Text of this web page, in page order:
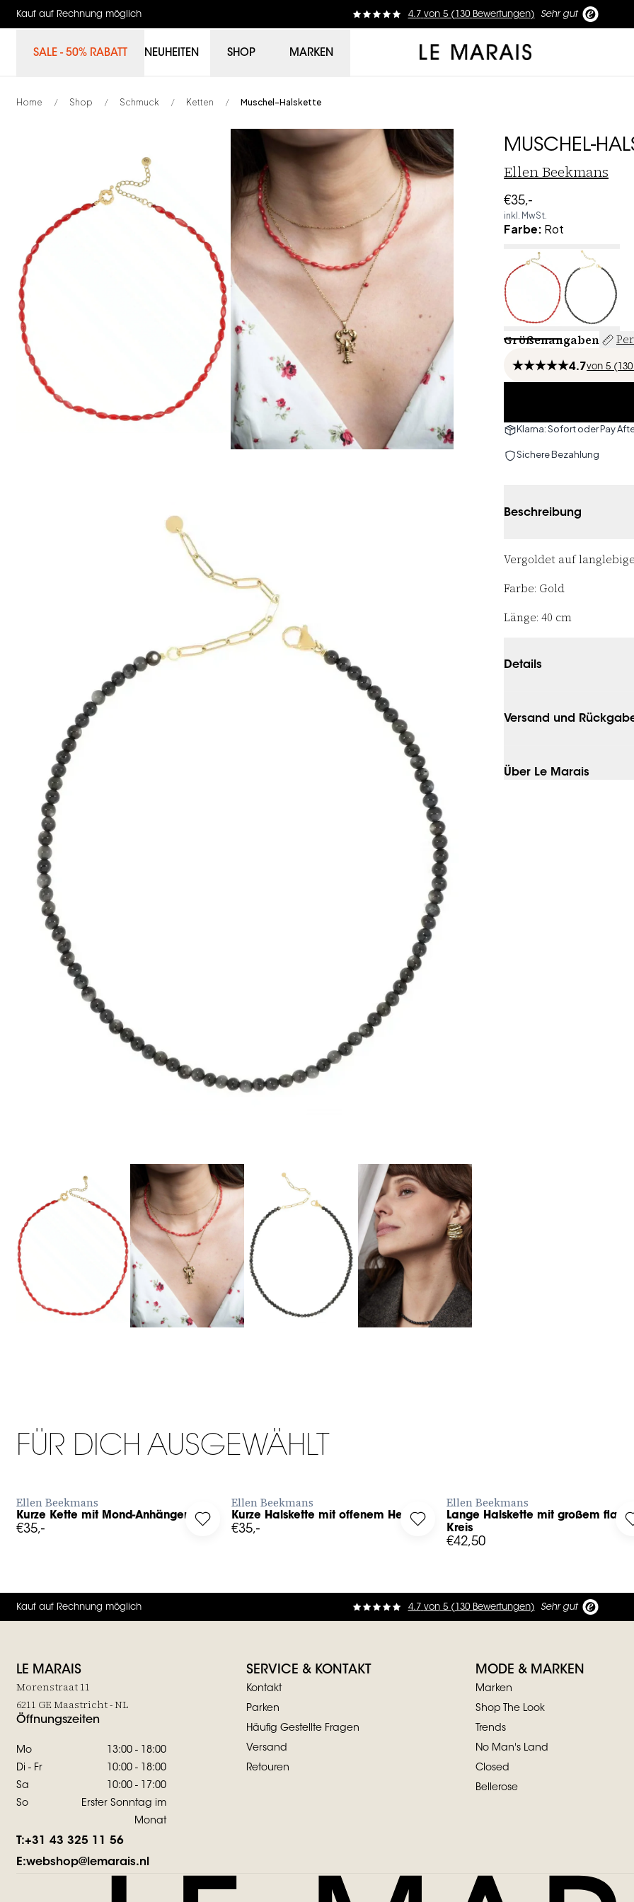
Kauf auf Rechnung möglich 4.7 von5 ( 130 Bewertungen) Sehr gut
SALE - 50% RABATT NEUHEITEN SHOP MARKEN Le Marais
Home / Shop / Schmuck / Ketten / Muschel-Halskette
MUSCHEL-
Ellen Beekmans
€35,-
inkl. MwSt.
Farbe: Rot
Größenangaben
4.7von 5 ( 130
Klarna: Sofort oder Pay
Sichere Bezahlung
Beschreibung
Vergoldet auf
Farbe: Gold
Länge: 40 cm
Details
Versand und
Über Le Marais
FÜR DICH AUSGEWÄHLT
in to add Kurze Kette mit Mond-Anhänger to your wishlist
JETZT BESTELLEN
Ellen Beekmans
Kurze Kette mit Mond-Anhänger
€35,- Log in to add Kurze Halskette mit offenem Herz to your wishlist
JETZT BESTELLEN
Ellen Beekmans
Kurze Halskette mit offenem Herz
€35,- Log in to add Lange Halskette mit
Ellen Beekmans
Lange Halskette mit großem
Kreis
€42,50
Kauf auf Rechnung möglich 4.7 von5 ( 130 Bewertungen) Sehr gut
LE MARAIS
Morenstraat 11
6211 GE Maastricht - NL
Öffnungszeiten
Mo
13:00 - 18:00
Di - Fr
10:00 - 18:00
Sa
10:00 - 17:00
So
Erster Sonntag im
Monat
T:+31 43 325 11 56
E:webshop@lemarais.nl
SERVICE & KONTAKT
Kontakt
Parken
Häufig Gestellte Fragen
Versand
Retouren
MODE & MARKEN
Marken
Shop The Look
Trends
No Man's Land
Closed
Bellerose